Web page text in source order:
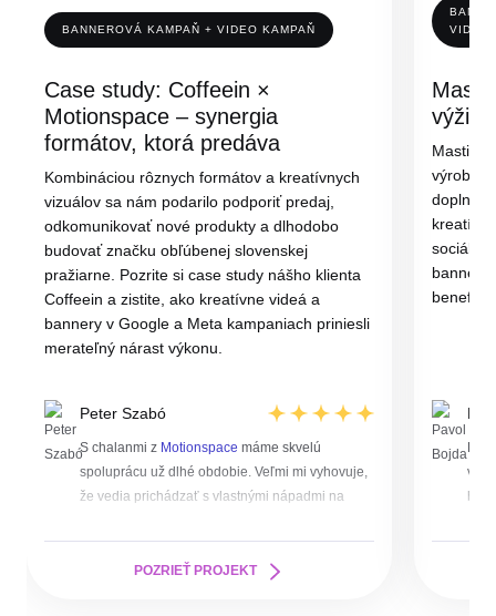
BANNEROVÁ KAMPAŇ + VIDEO KAMPAŇ
Case study: Coffeein ×
Motionspace – synergia
formátov, ktorá predáva
Kombináciou rôznych formátov a kreatívnych
vizuálov sa nám podarilo podporiť predaj,
odkomunikovať nové produkty a dlhodobo
budovať značku obľúbenej slovenskej
pražiarne. Pozrite si case study nášho klienta
Coffeein a zistite, ako kreatívne videá a
bannery v Google a Meta kampaniach priniesli
merateľný nárast výkonu.
Peter Szabó
S chalanmi z Motionspace máme skvelú
spoluprácu už dlhé obdobie. Veľmi mi vyhovuje,
že vedia prichádzať s vlastnými nápadmi na
potrebujeme urobiť aj „narýchlo“.
POZRIEŤ PROJEKT
VIDEO
výrobu
sociálne
bannery
benefity